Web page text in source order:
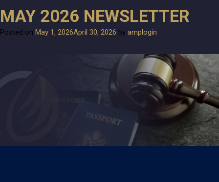
Month:May 2026
MAY 2026 NEWSLETTER
Posted on May 1, 2026April 30, 2026 by amplogin